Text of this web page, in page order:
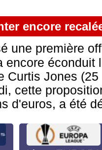
encore
une première
encore éconduit
Curtis Jones
cette
d'euros, a été